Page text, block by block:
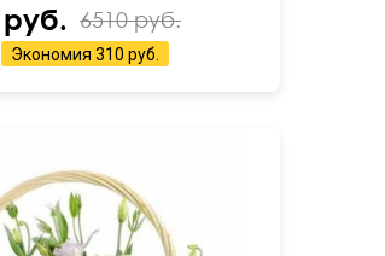
руб. 6510 руб.
Экономия 310 руб.